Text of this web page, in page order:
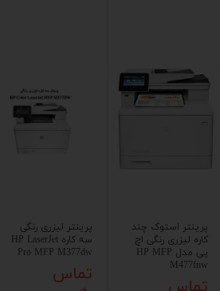
پرینتر استوک چند
کاره لیزری رنگی اچ
پی مدل HP MFP
M477fnw
پرینتر لیزری رنگی
سه کاره HP LaserJet
Pro MFP M377dw
تماس